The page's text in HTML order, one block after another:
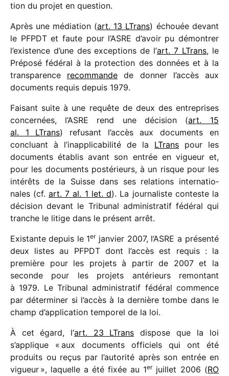
tion du projet en question.
Après une média­tion (art. 13 LTrans) échouée devant
le PFPDT et faute pour l’ASRE d’avoir pu démon­trer
l’existence d’une des excep­tions de l’art. 7 LTrans, le
Préposé fédé­ral à la protec­tion des données et à la
trans­pa­rence recom­mande de donner l’accès aux
docu­ments requis depuis 1979.
Faisant suite à une requête de deux des entre­prises
concer­nées, l’ASRE rend une déci­sion (art. 15
al. 1 LTrans) refu­sant l’accès aux docu­ments en
concluant à l’inapplicabilité de la LTrans pour les
docu­ments établis avant son entrée en vigueur et,
pour les docu­ments posté­rieurs, à un risque pour les
inté­rêts de la Suisse dans ses rela­tions inter­na­tio­
nales (cf. art. 7 al. 1 let. d). La jour­na­liste conteste la
déci­sion devant le Tribunal admi­nis­tra­tif fédé­ral qui
tranche le litige dans le présent arrêt.
Existante depuis le 1erjanvier 2007, l’ASRE a présenté
deux listes au PFPDT dont l’accès est requis : la
première pour les projets à partir de 2007 et la
seconde pour les projets anté­rieurs remon­tant
à 1979. Le Tribunal admi­nis­tra­tif fédé­ral commence
par déter­mi­ner si l’accès à la dernière tombe dans le
champ d’application tempo­rel de la loi.
À cet égard, l’art. 23 LTrans dispose que la loi
s’applique « aux docu­ments offi­ciels qui ont été
produits ou reçus par l’autorité après son entrée en
vigueur », laquelle a été fixée au 1erjuillet 2006 (RO